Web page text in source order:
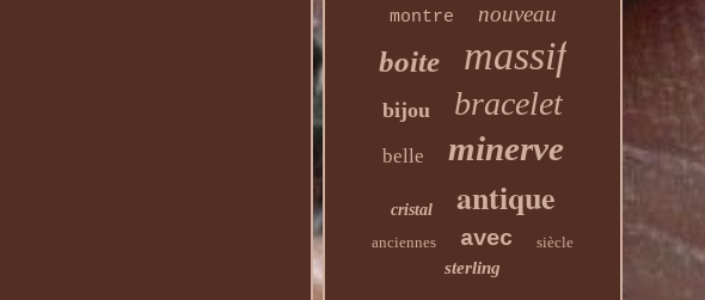
montre nouveau
boite massif
bijou bracelet
belle minerve
cristal antique
anciennes avec siècle
sterling